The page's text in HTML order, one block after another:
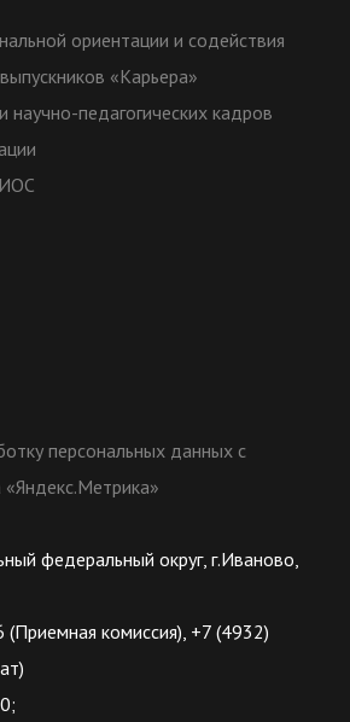
ориентации и содействия
«Карьера»
научно-педагогических кадров
персональных данных с
федеральный округ, г.Иваново,
комиссия), +7 (4932)